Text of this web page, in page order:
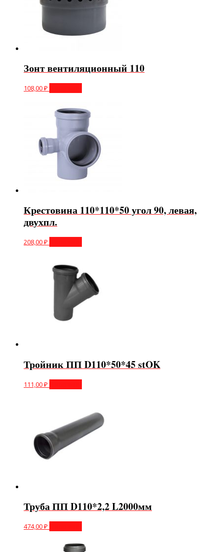
Зонт вентиляционный 110
108,00₽
Крестовина 110*110*50 угол 90, левая,
двухпл.
208,00₽
Тройник ПП D110*50*45 stOK
111,00₽
Труба ПП D110*2,2 L2000мм
474,00₽